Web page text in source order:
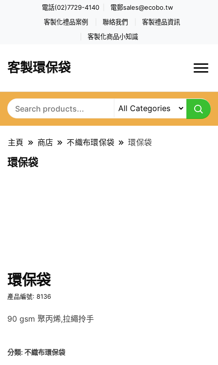
電話(02)7729-4140 電郵sales@ecobo.tw
客製化禮品案例 聯絡我們 客製禮品資訊
客製化商品小知識
客製環保袋
主頁 商店 不織布環保袋 環保袋
環保袋
環保袋
產品編號: 8136
90 gsm 聚丙烯,拉繩拎手
分類: 不織布環保袋